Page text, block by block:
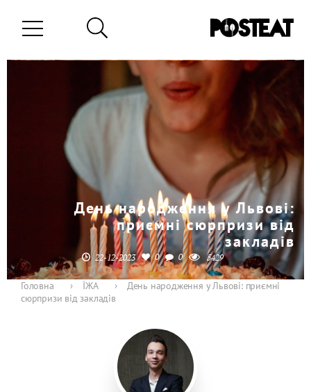
День народження у Львові:
приємні сюрпризи від
закладів
22-12-2023 0 0 5429
Головна › ЇЖА ›
День народження у Львові: приємні
сюрпризи від закладів